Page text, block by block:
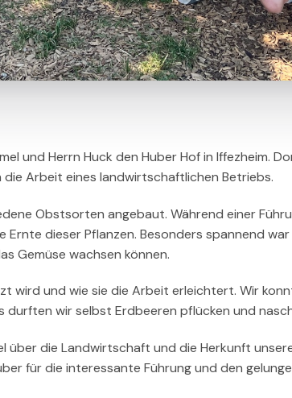
und Herrn Huck den Huber Hof in Iffezheim.
Arbeit eines landwirtschaftlichen Betriebs.
Obstsorten angebaut. Während einer
dieser Pflanzen. Besonders spannend
Gemüse wachsen können.
wird und wie sie die Arbeit erleichtert. Wir
durften wir selbst Erdbeeren pflücken und
über die Landwirtschaft und die Herkunft
für die interessante Führung und den